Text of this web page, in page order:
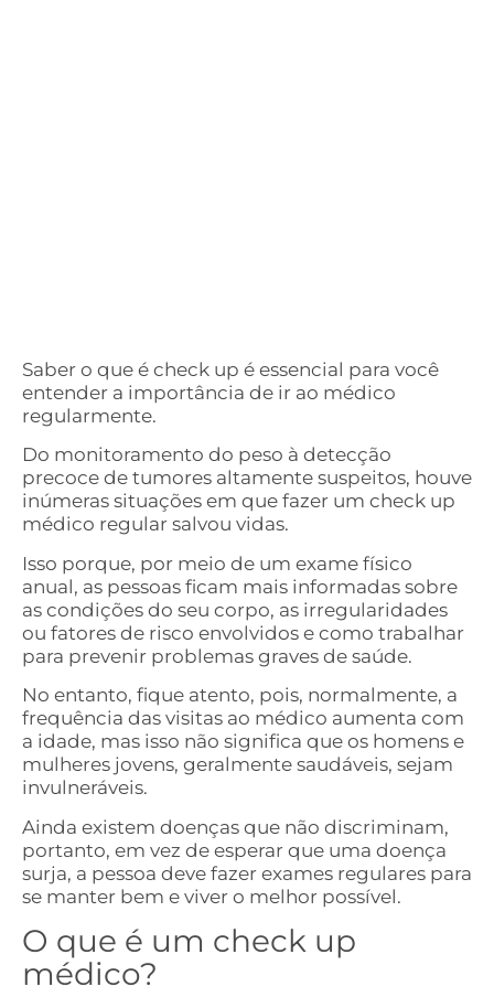
Saber o que é check up é essencial para você
entender a importância de ir ao médico
regularmente.
Do monitoramento do peso à detecção
precoce de tumores altamente suspeitos, houve
inúmeras situações em que fazer um check up
médico regular salvou vidas.
Isso porque, por meio de um exame físico
anual, as pessoas ficam mais informadas sobre
as condições do seu corpo, as irregularidades
ou fatores de risco envolvidos e como trabalhar
para prevenir problemas graves de saúde.
No entanto, fique atento, pois, normalmente, a
frequência das visitas ao médico aumenta com
a idade, mas isso não significa que os homens e
mulheres jovens, geralmente saudáveis, sejam
invulneráveis.
Ainda existem doenças que não discriminam,
portanto, em vez de esperar que uma doença
surja, a pessoa deve fazer exames regulares para
se manter bem e viver o melhor possível.
O que é um check up
médico?